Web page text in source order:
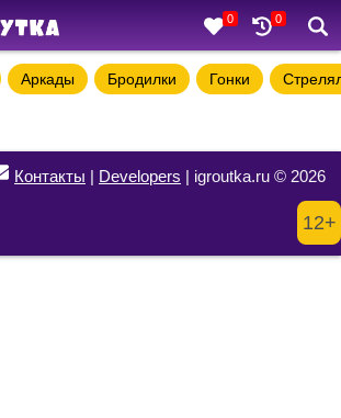
0 0
Аркады Бродилки Гонки
Контакты | Developers | igroutka.ru © 2026
12+